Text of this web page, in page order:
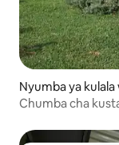
Nyumba ya
Chumba cha